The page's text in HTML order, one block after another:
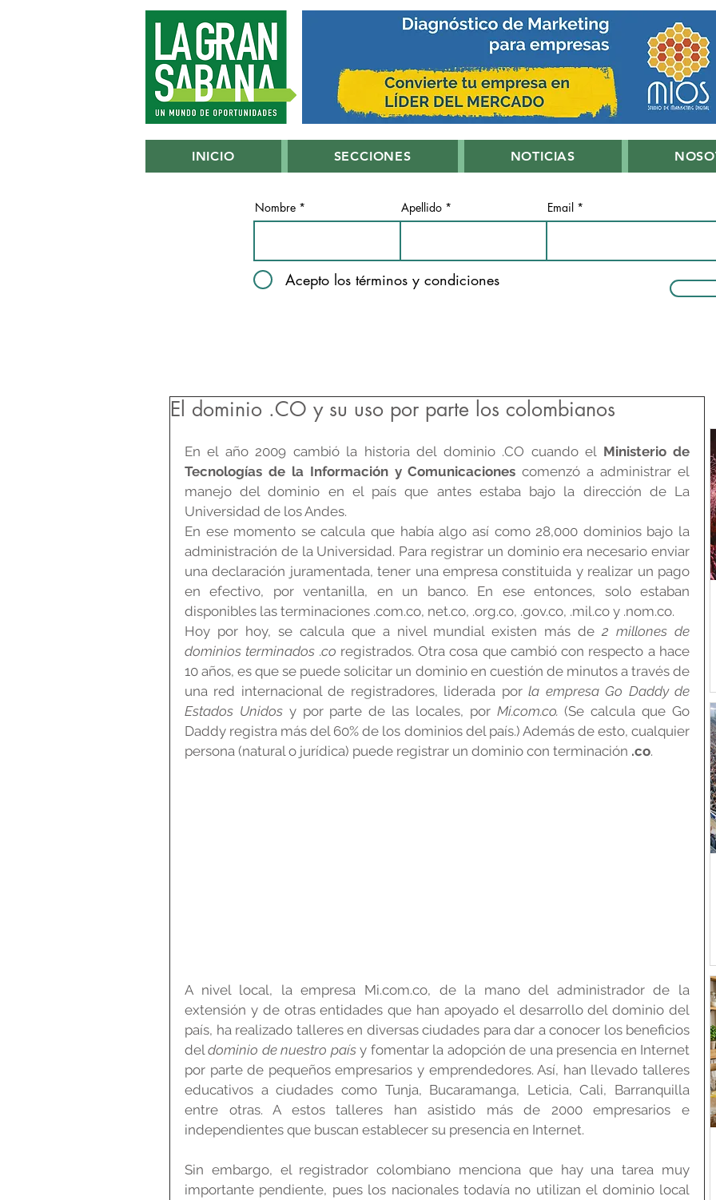
INICIO SECCIONES NOTICIAS
Nombre Apellido Email
Acepto los términos y condiciones
El dominio .CO y su uso por parte los colombianos
En el año 2009 cambió la historia del dominio .CO cuando el Ministerio de
Tecnologías de la Información y Comunicaciones comenzó a administrar el
manejo del dominio en el país que antes estaba bajo la dirección de La
Universidad de los Andes.
En ese momento se calcula que había algo así como 28,000 dominios bajo la
administración de la Universidad. Para registrar un dominio era necesario enviar
una declaración juramentada, tener una empresa constituida y realizar un pago
en efectivo, por ventanilla, en un banco. En ese entonces, solo estaban
disponibles las terminaciones .com.co, net.co, .org.co, .gov.co, .mil.co y .nom.co.
Hoy por hoy, se calcula que a nivel mundial existen más de 2 millones de
dominios terminados .co registrados. Otra cosa que cambió con respecto a hace
10 años, es que se puede solicitar un dominio en cuestión de minutos a través de
una red internacional de registradores, liderada por la empresa Go Daddy de
Estados Unidos y por parte de las locales, por Mi.com.co. (Se calcula que Go
Daddy registra más del 60% de los dominios del país.) Además de esto, cualquier
persona (natural o jurídica) puede registrar un dominio con terminación .co.
A nivel local, la empresa Mi.com.co, de la mano del administrador de la
extensión y de otras entidades que han apoyado el desarrollo del dominio del
país, ha realizado talleres en diversas ciudades para dar a conocer los beneficios
del dominio de nuestro país y fomentar la adopción de una presencia en Internet
por parte de pequeños empresarios y emprendedores. Así, han llevado talleres
educativos a ciudades como Tunja, Bucaramanga, Leticia, Cali, Barranquilla
entre otras. A estos talleres han asistido más de 2000 empresarios e
independientes que buscan establecer su presencia en Internet.
Sin embargo, el registrador colombiano menciona que hay una tarea muy
importante pendiente, pues los nacionales todavía no utilizan el dominio local